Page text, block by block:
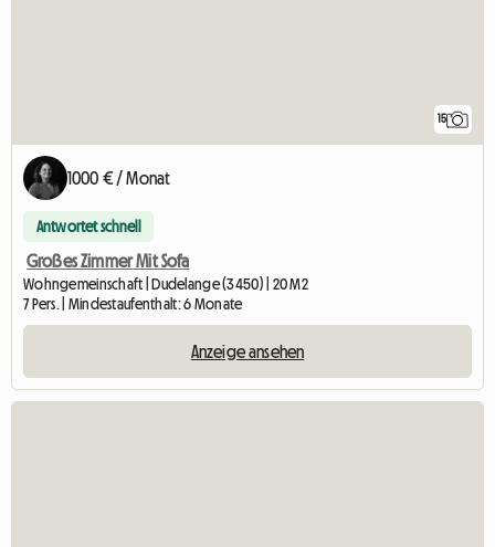
15
1000 € / Monat
Antwortet schnell
Großes Zimmer Mit Sofa
Wohngemeinschaft | Dudelange (3450) | 20 M2
7 Pers. | Mindestaufenthalt: 6 Monate
Anzeige ansehen